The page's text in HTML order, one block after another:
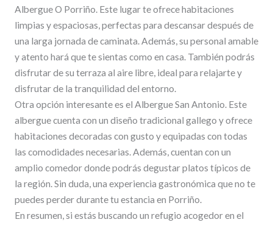
Albergue O Porriño. Este lugar te ofrece habitaciones
limpias y espaciosas, perfectas para descansar después de
una larga jornada de caminata. Además, su personal amable
y atento hará que te sientas como en casa. También podrás
disfrutar de su terraza al aire libre, ideal para relajarte y
disfrutar de la tranquilidad del entorno.
Otra opción interesante es el Albergue San Antonio. Este
albergue cuenta con un diseño tradicional gallego y ofrece
habitaciones decoradas con gusto y equipadas con todas
las comodidades necesarias. Además, cuentan con un
amplio comedor donde podrás degustar platos típicos de
la región. Sin duda, una experiencia gastronómica que no te
puedes perder durante tu estancia en Porriño.
En resumen, si estás buscando un refugio acogedor en el